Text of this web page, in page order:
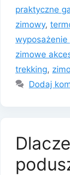
praktyczne
zimowy,
wyposażenie
zimowe
trekking,
Dodaj